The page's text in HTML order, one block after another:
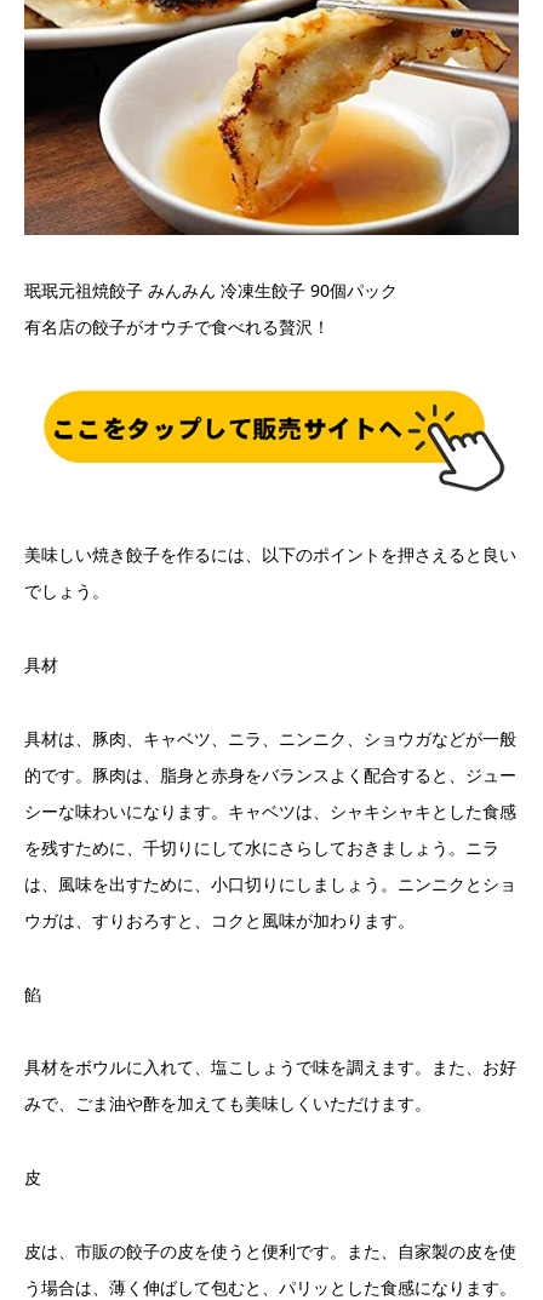
珉珉元祖焼餃子 みんみん 冷凍生餃子 90個パック
有名店の餃子がオウチで食べれる贅沢！
美味しい焼き餃子を作るには、以下のポイントを押さえると良い
でしょう。
具材
具材は、豚肉、キャベツ、ニラ、ニンニク、ショウガなどが一般
的です。豚肉は、脂身と赤身をバランスよく配合すると、ジュー
シーな味わいになります。キャベツは、シャキシャキとした食感
を残すために、千切りにして水にさらしておきましょう。ニラ
は、風味を出すために、小口切りにしましょう。ニンニクとショ
ウガは、すりおろすと、コクと風味が加わります。
餡
具材をボウルに入れて、塩こしょうで味を調えます。また、お好
みで、ごま油や酢を加えても美味しくいただけます。
皮
皮は、市販の餃子の皮を使うと便利です。また、自家製の皮を使
う場合は、薄く伸ばして包むと、パリッとした食感になります。